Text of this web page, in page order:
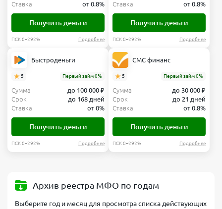
Ставка
от 0.8%
Получить деньги
ПСК 0–292% Подробнее
Ставка
от 0.8%
Получить деньги
ПСК 0–292% Подробнее
Быстроденьги
5 Первый займ 0%
Сумма
до 100 000 ₽
Срок
до 168 дней
Ставка
от 0%
Получить деньги
ПСК 0–292% Подробнее
СМС финанс
5 Первый займ 0%
Сумма
до 30 000 ₽
Срок
до 21 дней
Ставка
от 0.8%
Получить деньги
ПСК 0–292% Подробнее
Архив реестра МФО по годам
Выберите год и месяц для просмотра списка действующих